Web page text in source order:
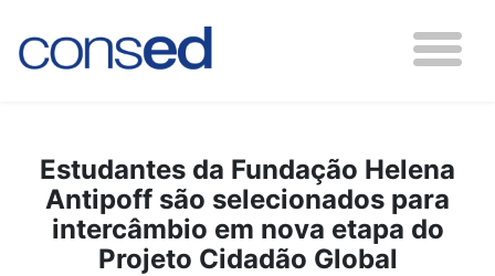
Estudantes da Fundação Helena
Antipoff são selecionados para
intercâmbio em nova etapa do
Projeto Cidadão Global